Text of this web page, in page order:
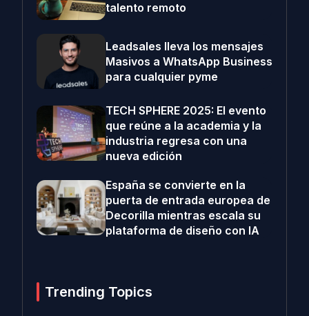
talento remoto
Leadsales lleva los mensajes
Masivos a WhatsApp Business
para cualquier pyme
TECH SPHERE 2025: El evento
que reúne a la academia y la
industria regresa con una
nueva edición
España se convierte en la
puerta de entrada europea de
Decorilla mientras escala su
plataforma de diseño con IA
Trending Topics